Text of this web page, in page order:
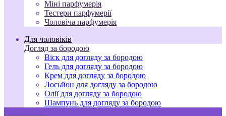
Міні парфумерія
Тестери парфумерії
Чоловіча парфумерія
Для чоловіків
Догляд за бородою
Віск для догляду за бородою
Гель для догляду за бородою
Крем для догляду за бородою
Лосьйон для догляду за бородою
Олії для догляду за бородою
Шампунь для догляду за бородою